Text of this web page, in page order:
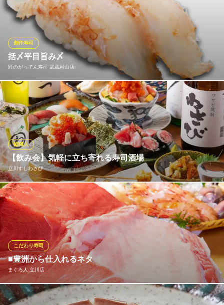
括〆平目旨み〆
匠のがってん寿司 武蔵村山店
創作寿司
かつお節をまぶしてから、昆布〆にすることで、繊細な活〆平目
の味わいを 活かしつつ、かつお節と昆布の旨みを移します。 それ
によりコクのある味わいに仕上がります。
匠のがってん寿司 武蔵村山店
回転寿司
西武拝島線武蔵砂川駅 車9分
東京都武蔵村山市榎1-1-3-1057 イオンモールむさし村山ミュー1F
【飲み会】気軽に立ち寄れる寿司酒場
立川すしわさび
鮨職人
当店は「お寿司」と「お酒」が主役の寿司酒場です！絶品寿司と
それに合うドリンクを、リーズナブルな価格で提供いたします！
「すしわさび」には多くの寿司職人が在籍しております。そんな
職人が握る寿司×独自のルートで仕入れる鮮度抜群の魚介たち！ぜ
ひ一度ご堪能あれ！
立川すしわさび
鮨 居酒屋 寿司酒場
ＪＲ立川駅 徒歩3分
東京都立川市錦町1-3-29 鴨志田ビル1F
■豊洲から仕入れるネタ
まぐろ人 立川店
こだわり寿司
「旬の美味しい魚をお客様に食べていただきたい」という思いか